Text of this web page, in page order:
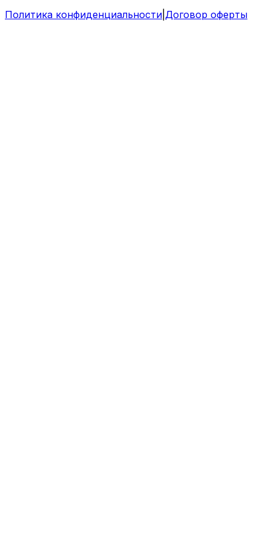
Политика конфиденциальности Договор оферты